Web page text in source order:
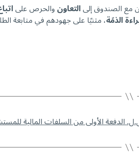
مع الصندوق إلىالتعاونوالحرص على
الذمّة، مثنيًا على جهودهم في متابعة